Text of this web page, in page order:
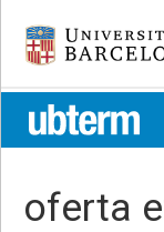
content
Universitat de
UB > UBTERM
oferta